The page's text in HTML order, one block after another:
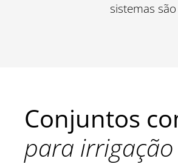
sistemas
Conjuntos
para